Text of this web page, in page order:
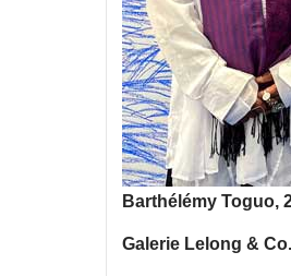
Barthélémy Toguo,
Galerie Lelong & Co.